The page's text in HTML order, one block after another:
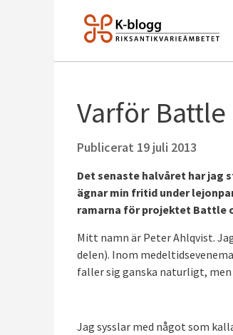
Varför Battle
Publicerat 19 juli 2013
Det senaste halvåret har jag
ägnar min fritid under
ramarna för projektet Battle
Mitt namn är Peter Ahlqvist.
delen). Inom
faller sig ganska naturligt,
Jag sysslar med något som